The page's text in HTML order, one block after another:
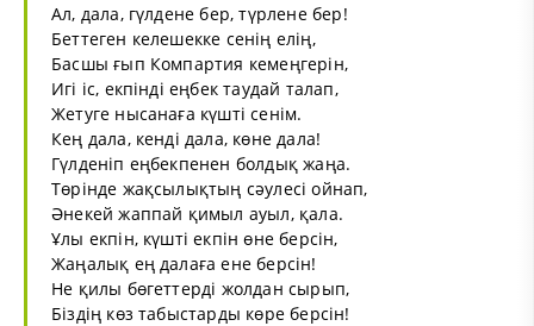
Ал, дала, гүлдене бер, түрлене бер!
Беттеген келешекке сенің елің,
Басшы ғып Компартия кемеңгерін,
Игі іс, екпінді еңбек таудай талап,
Жетуге нысанаға күшті сенім.
Кең дала, кенді дала, көне дала!
Гүлденіп еңбекпенен болдық жаңа.
Төрінде жақсылықтың сәулесі ойнап,
Әнекей жаппай қимыл ауыл, қала.
Ұлы екпін, күшті екпін өне берсін,
Жаңалық ең далаға ене берсін!
Не қилы бөгеттерді жолдан сырып,
Біздің көз табыстарды көре берсін!